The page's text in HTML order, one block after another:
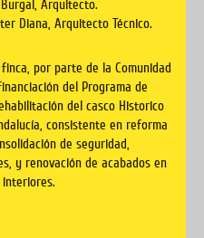
Arquitecto.
Arquitecto Técnico.
por parte de la Comunidad
del Programa de
del casco Historico
consistente en reforma
de seguridad,
y renovación de acabados en